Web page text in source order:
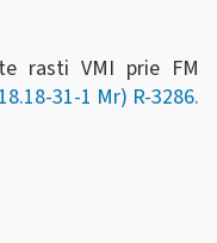
rasti VMI prie FM
31-1 Mr) R-3286.